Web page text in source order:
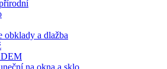
obklady a dlažba
na okna a sklo